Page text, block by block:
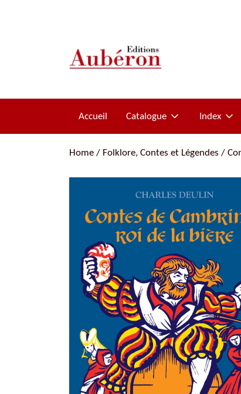
Accueil Catalogue
Collection Chemins de
Biographies
Pierre Loti
Littérature
Folklore, Contes et
Cuisine
Humour
Régions
Également au catalogue
Index
Home / Folklore, Contes et Légendes /